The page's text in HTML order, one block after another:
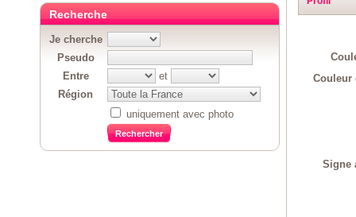
Couleur
Signe
Recherche
Je cherche
Pseudo
Entre
et
Région
uniquement avec photo